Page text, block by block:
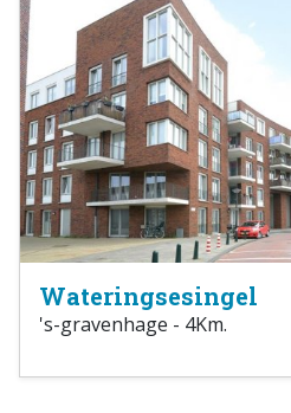
Wateringsesingel
's-gravenhage - 4Km.